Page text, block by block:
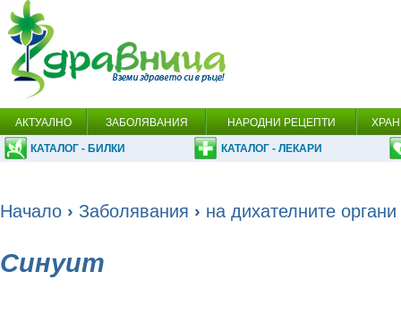
АКТУАЛНО ЗАБОЛЯВАНИЯ НАРОДНИ РЕЦЕПТИ
КАТАЛОГ - БИЛКИ КАТАЛОГ - ЛЕКАРИ
Начало › Заболявания › на дихателните
Синуит